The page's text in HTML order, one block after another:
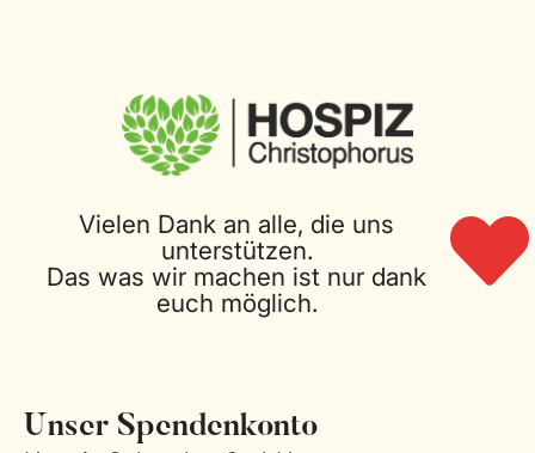
Vielen Dank an alle, die uns
unterstützen.
Das was wir machen ist nur dank
euch möglich.
Unser Spendenkonto